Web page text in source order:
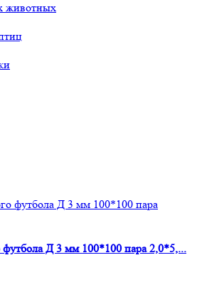
животных
Д 3 мм 100*100 пара 2,0*5,...